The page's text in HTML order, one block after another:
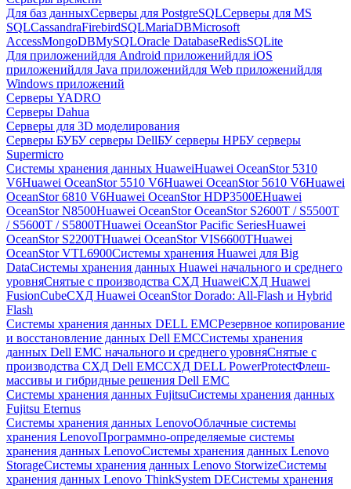
Для баз данныхСерверы для PostgreSQLСерверы для MS
SQLCassandraFirebirdSQLMariaDBMicrosoft
AccessMongoDBMySQLOracle DatabaseRedisSQLite
Для приложенийдля Android приложенийдля iOS
приложенийдля Java приложенийдля Web приложенийдля
Windows приложений
Серверы YADRO
Серверы Dahua
Серверы для 3D моделирования
Серверы БУБУ серверы DellБУ серверы HPБУ серверы
Supermicro
Системы хранения данных HuaweiHuawei OceanStor 5310
V6Huawei OceanStor 5510 V6Huawei OceanStor 5610 V6Huawei
OceanStor 6810 V6Huawei OceanStor HDP3500EHuawei
OceanStor N8500Huawei OceanStor OceanStor S2600T / S5500T
/ S5600T / S5800THuawei OceanStor Pacific SeriesHuawei
OceanStor S2200THuawei OceanStor VIS6600THuawei
OceanStor VTL6900Системы хранения Huawei для Big
DataСистемы хранения данных Huawei начального и среднего
уровняСнятые с производства СХД HuaweiСХД Huawei
FusionCubeСХД Huawei OceanStor Dorado: All-Flash и Hybrid
Flash
Системы хранения данных DELL EMCРезервное копирование
и восстановление данных Dell EMCСистемы хранения
данных Dell EMC начального и среднего уровняСнятые с
производства СХД Dell EMCСХД DELL PowerProtectФлеш-
массивы и гибридные решения Dell EMC
Системы хранения данных FujitsuСистемы хранения данных
Fujitsu Eternus
Системы хранения данных LenovoОблачные системы
хранения LenovoПрограммно-определяемые системы
хранения данных LenovoСистемы хранения данных Lenovo
StorageСистемы хранения данных Lenovo StorwizeСистемы
хранения данных Lenovo ThinkSystem DEСистемы хранения